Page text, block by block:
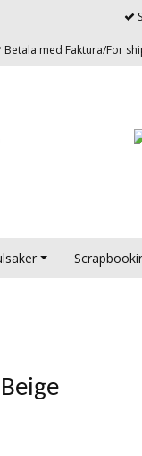
Betala med Faktura/For